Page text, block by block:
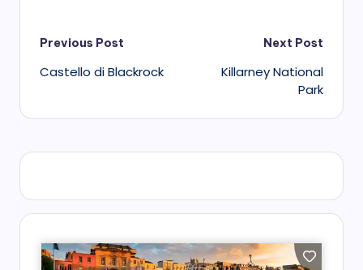
Post
navigation
Previous Post
Castello di Blackrock
Next Post
Killarney National
Park